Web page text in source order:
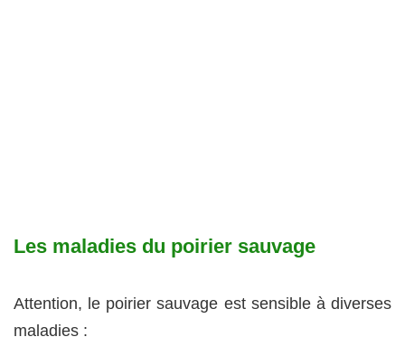
Les maladies du poirier sauvage
Attention, le poirier sauvage est sensible à diverses
maladies :